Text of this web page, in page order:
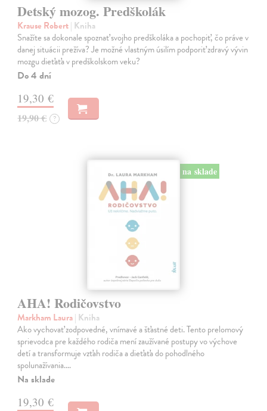
Detský mozog. Predškolák
Krause Robert| Kniha
Snažíte sa dokonale spoznať svojho predškoláka a pochopiť, čo práve v
danej situácii prežíva? Je možné vlastným úsilím podporiť zdravý vývin
mozgu dieťaťa v predškolskom veku?
Do 4 dní
19,30 €
19,90 € ?
na sklade
AHA! Rodičovstvo
Markham Laura| Kniha
Ako vychovať zodpovedné, vnímavé a šťastné deti. Tento prelomový
sprievodca pre každého rodiča mení zaužívané postupy vo výchove
detí a transformuje vzťah rodiča a dieťaťa do pohodlného
spolunažívania.…
Na sklade
19,30 €